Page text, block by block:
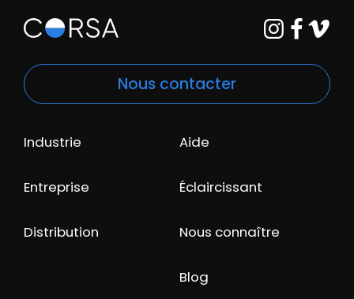
Nous contacter
Industrie
Entreprise
Distribution
Aide
Éclaircissant
Nous connaître
Blog